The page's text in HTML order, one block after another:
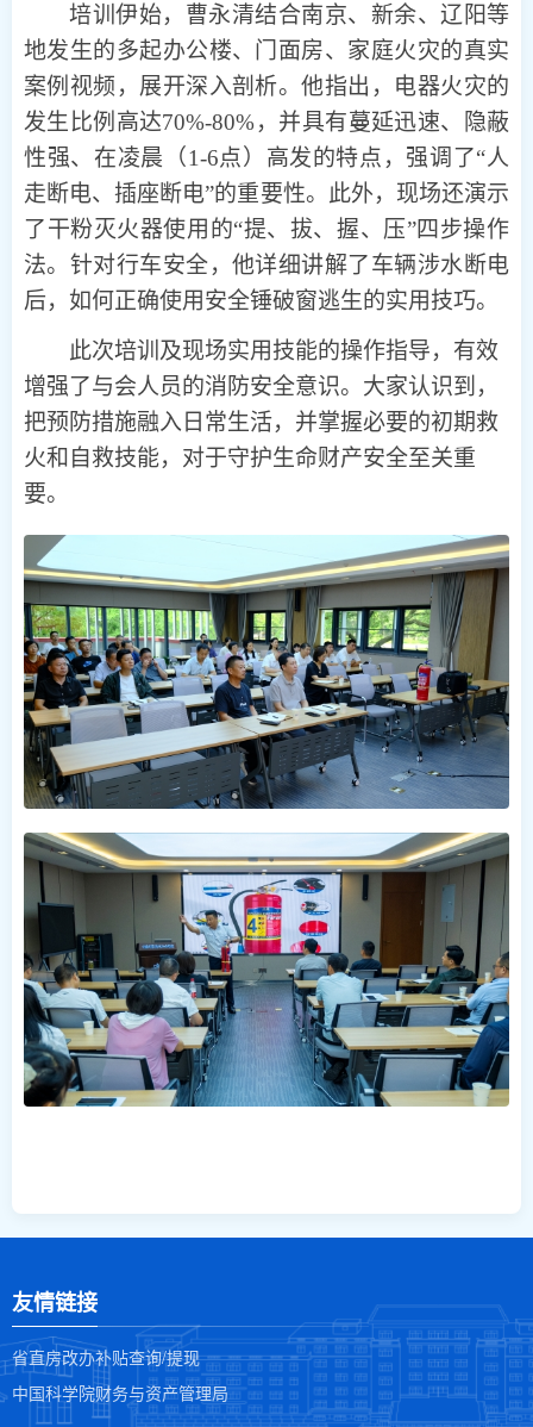
培训伊始，曹永清结合南京、新余、辽阳等
地发生的多起办公楼、门面房、家庭火灾的真实
案例视频，展开深入剖析。他指出，电器火灾的
发生比例高达70%-80%，并具有蔓延迅速、隐蔽
性强、在凌晨（1-6点）高发的特点，强调了“人
走断电、插座断电”的重要性。此外，现场还演示
了干粉灭火器使用的“提、拔、握、压”四步操作
法。针对行车安全，他详细讲解了车辆涉水断电
后，如何正确使用安全锤破窗逃生的实用技巧。
此次培训及现场实用技能的操作指导，有效
增强了与会人员的消防安全意识。大家认识到，
把预防措施融入日常生活，并掌握必要的初期救
火和自救技能，对于守护生命财产安全至关重
要。
友情链接
省直房改办补贴查询/提现
中国科学院财务与资产管理局